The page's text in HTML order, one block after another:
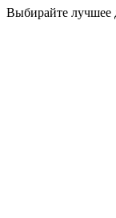
Выбирайте лучшее